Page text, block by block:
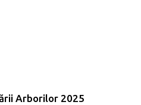
Arborilor 2025